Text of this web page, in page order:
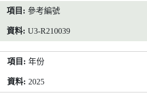
參考編號
U3-R210039
年份
2025